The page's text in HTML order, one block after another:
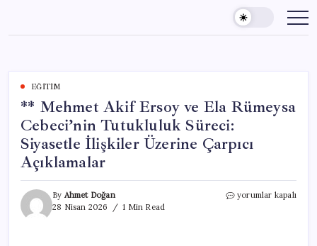
content
EĞITIM
** Mehmet Akif Ersoy ve Ela Rümeysa
Cebeci’nin Tutukluluk Süreci:
Siyasetle İlişkiler Üzerine Çarpıcı
Açıklamalar
By Ahmet Doğan
28 Nisan 2026
1 Min Read
**
yorumlar kapalı